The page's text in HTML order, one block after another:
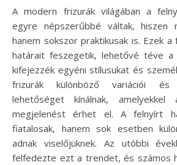
A modern frizurák világában a felnyírt női hajviseletek
egyre népszerűbbé váltak, hiszen
hanem sokszor praktikusak is. Ezek
határait feszegetik, lehetővé téve a
kifejezzék egyéni stílusukat és
frizurák különböző variációi és
lehetőséget kínálnak,
megjelenést érhet el. A felnyírt
fiatalosak, hanem sok esetben
adnak viselőjüknek. Az utóbbi
felfedezte ezt a trendet, és számos